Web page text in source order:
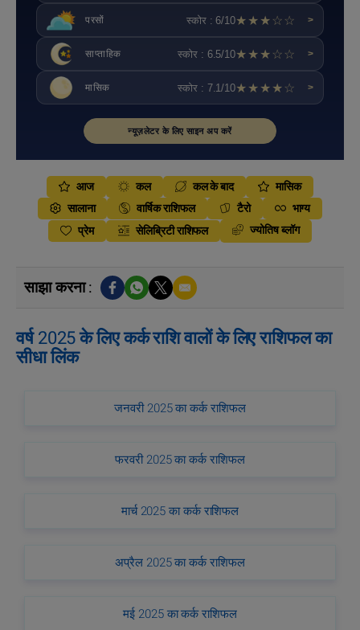
परसों स्कोर : 6/10★★★☆☆ >
साप्ताहिक स्कोर : 6.5/10★★★☆☆ >
मासिक स्कोर : 7.1/10★★★★☆ >
न्यूज़लेटर के लिए साइन अप करें
आज कल कल के बाद
मासिक
सालाना
वार्षिक राशिफल टैरो
भाग्य
प्रेम
सेलिब्रिटी राशिफल ज्योतिष ब्लॉग
साझा करना :
वर्ष 2025 के लिए कर्क राशि वालों के लिए राशिफल का
सीधा लिंक
जनवरी 2025 का कर्क राशिफल
फरवरी 2025 का कर्क राशिफल
मार्च 2025 का कर्क राशिफल
अप्रैल 2025 का कर्क राशिफल
मई 2025 का कर्क राशिफल